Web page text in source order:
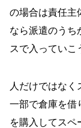
の場合は責任主
なら派遣のうち
スで入っていこ
人だけではなく
一部で倉庫を借
を購入してスペ